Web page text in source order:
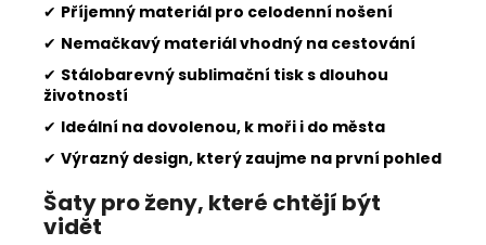
✔ Příjemný materiál pro celodenní nošení
✔ Nemačkavý materiál vhodný na cestování
✔ Stálobarevný sublimační tisk s dlouhou
životností
✔ Ideální na dovolenou, k moři i do města
✔ Výrazný design, který zaujme na první pohled
Šaty pro ženy, které chtějí být
vidět